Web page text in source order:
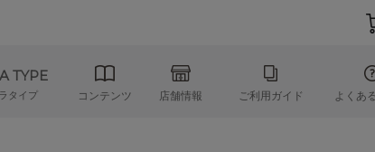
TYPE
タイプ コンテンツ 店舗情報 ご利用ガイド よくあ